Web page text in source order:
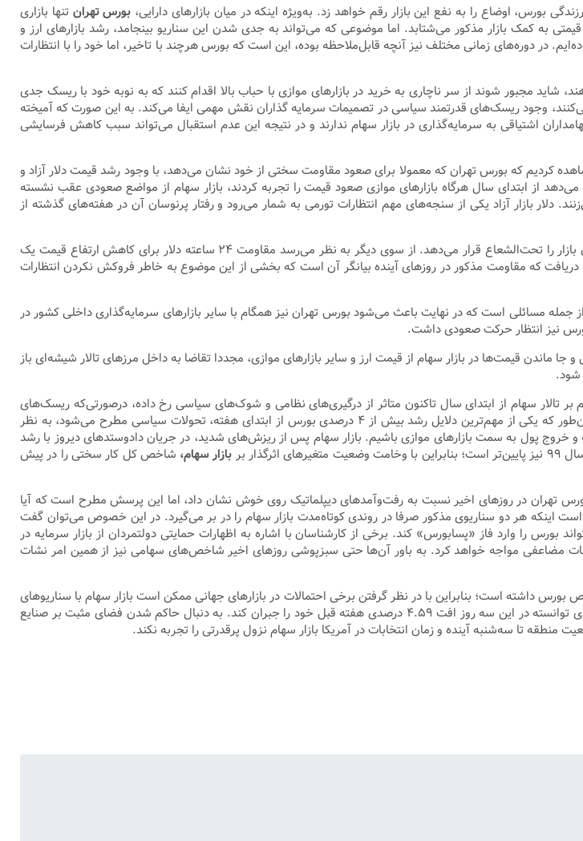
بورس، اوضاع را به نفع این بازار رقم خواهد زد. به‌ویژه اینکه در میان بازار‌های دارایی، بورس تهران تنها بازاری
به کمک بازار مذکور می‌شتابد. اما موضوعی که می‌تواند به جدی شدن این سناریو بینجامد، رشد بازار‌های ارز و
در دوره‌های زمانی مختلف نیز آنچه قابل‌ملاحظه بوده، این است که بورس هرچند با تاخیر، اما خود را با انتظارات
شاید مجبور شوند از سر ناچاری به خرید در بازار‌های موازی با حباب بالا اقدام کنند که به نوبه خود با ریسک جدی
وجود ریسک‌های قدرتمند سیاسی در تصمیمات سرمایه گذاران نقش مهمی ایفا می‌کند. به این صورت که آمیخته
اشتیاقی به سرمایه‌گذاری در بازار سهام ندارند و در نتیجه این عدم استقبال می‌تواند سبب کاهش فرسایشی
کردیم که بورس تهران که معمولا برای صعود مقاومت سختی از خود نشان می‌دهد، با وجود رشد قیمت دلار آزاد و
که بررسی‌ها نشان می‌دهد از ابتدای سال هرگاه بازار‌های موازی صعود قیمت را تجربه کردند، بازار سهام از مواضع صعودی عقب نشسته
دلار بازار آزاد یکی از سنجه‌های مهم انتظارات تورمی به شمار می‌رود و رفتار پر‌نوسان آن در هفته‌های گذشته از
در ماهی که گذشت سیگنال‌های سیاسی-اقتصادی قابل‌توجهی مخابره شد که انتظارات تورمی فعالان بازار را تحت‌الشعاع قرار می‌دهد. از سوی دیگر به نظر می‌رسد مقاومت ۲۴ ساعته دلار برای کاهش ارتفاع قیمت یک
که مقاومت مذکور در روز‌های آینده بیانگر آن است که بخشی از این موضوع به خاطر فروکش نکردن انتظارات
جمله مسائلی است که در نهایت باعث می‌شود بورس تهران نیز همگام با سایر بازار‌های سرمایه‌گذاری داخلی کشور در
بورس نیز انتظار حرکت صعودی داشت.
ماندن قیمت‌ها در بازار سهام از قیمت ارز و سایر بازار‌های موازی، مجددا تقاضا به داخل مرز‌های تالار شیشه‌ای باز
شود.
تالار سهام از ابتدای سال تاکنون متاثر از درگیری‌های نظامی و شوک‌های سیاسی رخ داده، درصورتی‌که ریسک‌های
کنونی با التهاب بیشتری همراه شوند، بازار سهام نیز وضعیت پیچیده‌تری به خود خواهد گرفت. همان‌طور که یکی از مهم‌ترین دلایل رشد بیش از ۴ درصدی بورس از ابتدای هفته، تحولات سیاسی مطرح می‌شود، به نظر
پول به سمت بازار‌های موازی باشیم. بازار سهام پس از ریزش‌های شدید، در جریان دادوستد‌های دیروز با رشد
بازار سهام، شاخص کل کار سختی را در پیش
دست برود. اگرچه بورس تهران در روز‌های اخیر نسبت به رفت‌وآمد‌های دیپلماتیک روی خوش نشان داد، اما این پرسش مطرح است که آیا
اینکه هر دو سناریوی مذکور صرفا در روندی کوتاه‌مدت بازار سهام را در بر می‌گیرد. در این خصوص می‌توان گفت
می‌تواند بورس را وارد فاز «پسابورس» کند. برخی از کارشناسان با اشاره به اظهارات حمایتی دولتمردان از بازار سرمایه در
مضاعفی مواجه خواهد کرد. به باور آن‌ها حتی سبزپوشی روز‌های اخیر شاخص‌های سهامی نیز از همین امر نشات
داشته است؛ بنابراین با در نظر گرفتن برخی احتمالات در بازار‌های جهانی ممکن است بازار سهام با سناریو‌های
مختلفی روبه‌رو شوند. شاخص سهام در سه روز گذشته بیش از ۴ درصد رشد را ثبت کرده و تا حدودی توانسته در این سه روز افت ۴.۵۹ درصدی هفته قبل خود را جبران کند. به دنبال حاکم شدن فضای مثبت بر صنایع
تا سه‌شنبه آینده و زمان انتخابات در آمریکا بازار سهام نزول پرقدرتی را تجربه نکند.